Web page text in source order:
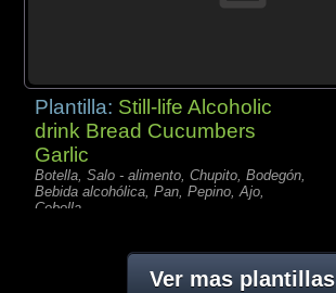
Plantilla: Still-life Alcoholic
drink Bread Cucumbers
Garlic
Botella, Salo - alimento, Chupito, Bodegón,
Bebida alcohólica, Pan, Pepino, Ajo,
Cebolla,
Ver mas plantillas